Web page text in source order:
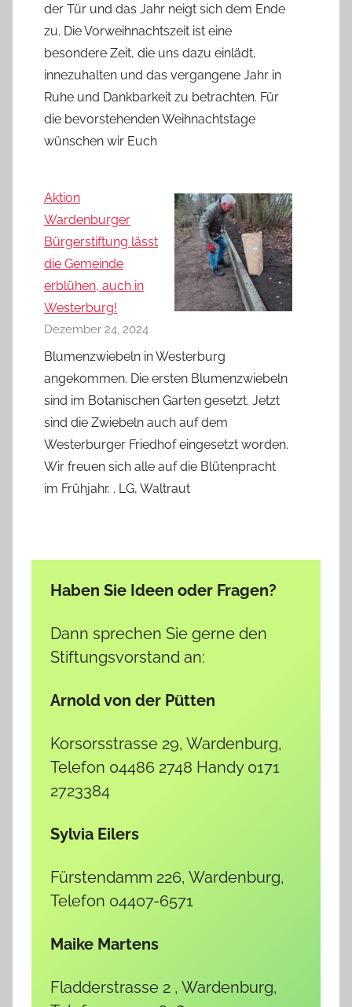
der Tür und das Jahr neigt sich dem Ende
zu. Die Vorweihnachtszeit ist eine
besondere Zeit, die uns dazu einlädt,
innezuhalten und das vergangene Jahr in
Ruhe und Dankbarkeit zu betrachten. Für
die bevorstehenden Weihnachtstage
wünschen wir Euch
Aktion
Wardenburger
Bürgerstiftung lässt
die Gemeinde
erblühen, auch in
Westerburg!
Dezember 24, 2024
Blumenzwiebeln in Westerburg
angekommen. Die ersten Blumenzwiebeln
sind im Botanischen Garten gesetzt. Jetzt
sind die Zwiebeln auch auf dem
Westerburger Friedhof eingesetzt worden.
Wir freuen sich alle auf die Blütenpracht
im Frühjahr. . LG, Waltraut
Haben Sie Ideen oder Fragen?
Dann sprechen Sie gerne den
Stiftungsvorstand an:
Arnold von der Pütten
Korsorsstrasse 29, Wardenburg,
Telefon 04486 2748 Handy 0171
2723384
Sylvia Eilers
Fürstendamm 226, Wardenburg,
Telefon 04407-6571
Maike Martens
Fladderstrasse 2 , Wardenburg,